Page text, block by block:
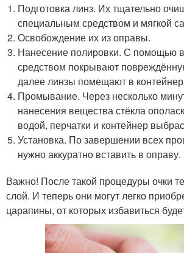
Подготовка линз. Их тщательно
специальным средством и мягкой
Освобождение их из оправы.
Нанесение полировки. С помощью
средством покрывают
далее линзы помещают в
Промывание. Через несколько
нанесения вещества стёкла
водой, перчатки и контейнер
Установка. По завершении всех
нужно аккуратно вставить в оправу.
Важно! После такой процедуры очки
слой. И теперь они могут легко
царапины, от которых избавиться